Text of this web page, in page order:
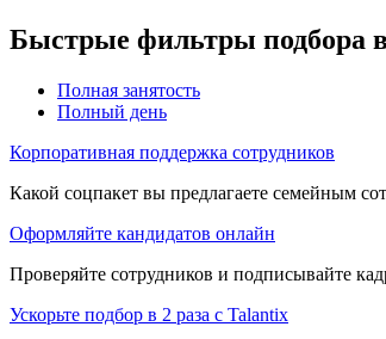
Быстрые фильтры подбора
Полная занятость
Полный день
Корпоративная поддержка сотрудников
Какой соцпакет вы предлагаете семейным
Оформляйте кандидатов онлайн
Проверяйте сотрудников и подписывайте
Ускорьте подбор в 2 раза с Talantix